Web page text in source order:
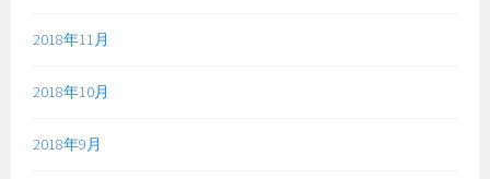
2018年11月
2018年10月
2018年9月